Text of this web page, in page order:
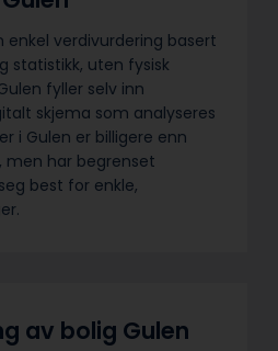
enkel verdivurdering basert
statistikk, uten fysisk
fyller selv inn
skjema som analyseres
i Gulen er billigere enn
men har begrenset
best for enkle,
av bolig Gulen